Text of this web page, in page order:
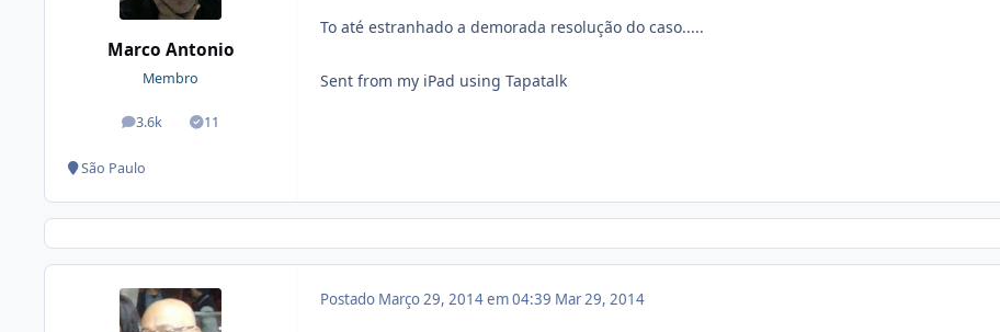
Marco Antonio
Membro
3.6k
posts 11
Soluções
São Paulo
To até estranhado a demorada resolução do caso.....
Sent from my iPad using Tapatalk
Postado Março 29, 2014 em 04:39 Mar 29, 2014